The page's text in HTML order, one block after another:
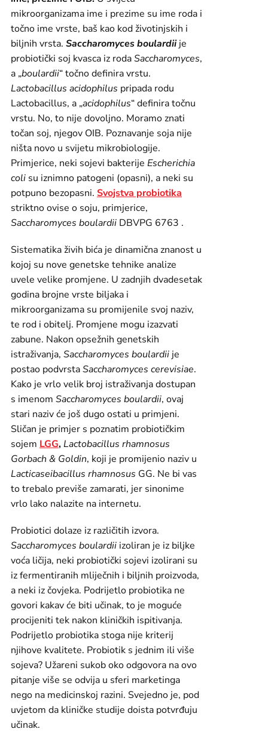
mikroorganizama ime i prezime su ime roda i
točno ime vrste, baš kao kod životinjskih i
biljnih vrsta. Saccharomyces boulardiije
probiotički soj kvasca iz rodaSaccharomyces,
a „boulardii“ točno definira vrstu.
Lactobacillus acidophilus pripada rodu
Lactobacillus, a „acidophilus“ definira točnu
vrstu. No, to nije dovoljno. Moramo znati
točan soj, njegov OIB. Poznavanje soja nije
ništa novo u svijetu mikrobiologije.
Primjerice, neki sojevi bakterije Escherichia
coli su iznimno patogeni (opasni), a neki su
potpuno bezopasni. Svojstva probiotika
striktno ovise o soju, primjerice,
Saccharomyces boulardii DBVPG 6763 .
Sistematika živih bića je dinamična znanost u
kojoj su nove genetske tehnike analize
uvele velike promjene. U zadnjih dvadesetak
godina brojne vrste biljaka i
mikroorganizama su promijenile svoj naziv,
te rod i obitelj. Promjene mogu izazvati
zabune. Nakon opsežnih genetskih
istraživanja, Saccharomyces boulardii je
postao podvrstaSaccharomyces cerevisiae.
Kako je vrlo velik broj istraživanja dostupan
s imenom Saccharomyces boulardii, ovaj
stari naziv će još dugo ostati u primjeni.
Sličan je primjer s poznatim probiotičkim
sojem LGG,Lactobacillus rhamnosus
Gorbach & Goldin, koji je promijenio naziv u
Lacticaseibacillus rhamnosus GG. Ne bi vas
to trebalo previše zamarati, jer sinonime
vrlo lako nalazite na internetu.
Probiotici dolaze iz različitih izvora.
Saccharomyces boulardii izoliran je iz biljke
voća ličija, neki probiotički sojevi izolirani su
iz fermentiranih mliječnih i biljnih proizvoda,
a neki iz čovjeka. Podrijetlo probiotika ne
govori kakav će biti učinak, to je moguće
procijeniti tek nakon kliničkih ispitivanja.
Podrijetlo probiotika stoga nije kriterij
njihove kvalitete. Probiotik s jednim ili više
sojeva? Užareni sukob oko odgovora na ovo
pitanje više se odvija u sferi marketinga
nego na medicinskoj razini. Svejedno je, pod
uvjetom da kliničke studije doista potvrđuju
učinak.